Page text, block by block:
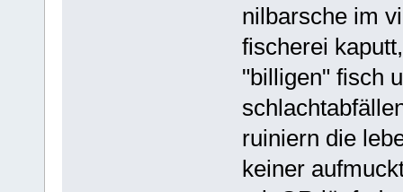
nilbarsche im
fischerei
"billigen" fisch
ruiniern die
keiner